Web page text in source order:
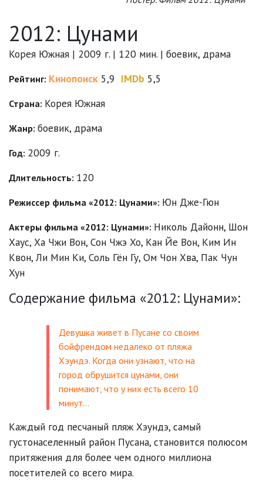
2012: Цунами
Корея Южная | 2009 г. | 120 мин. | боевик, драма
Рейтинг: Кинопоиск 5,9 IMDb 5,5
Страна: Корея Южная
Жанр: боевик, драма
Год: 2009 г.
Длительность: 120
Режиссер фильма «2012: Цунами»: Юн Дже-Гюн
Актеры фильма «2012: Цунами»: Николь Дайонн, Шон
Хаус, Ха Чжи Вон, Сон Чжэ Хо, Кан Йе Вон, Ким Ин
Квон, Ли Мин Ки, Соль Гён Гу, Ом Чон Хва, Пак Чун
Хун
Содержание фильма «2012: Цунами»:
Девушка живет в Пусане со своим
бойфрендом недалеко от пляжа
Хэундэ. Когда они узнают, что на
город обрушится цунами, они
понимают, что у них есть всего 10
минут…
Каждый год песчаный пляж Хэундэ, самый
густонаселенный район Пусана, становится полюсом
притяжения для более чем одного миллиона
посетителей со всего мира.